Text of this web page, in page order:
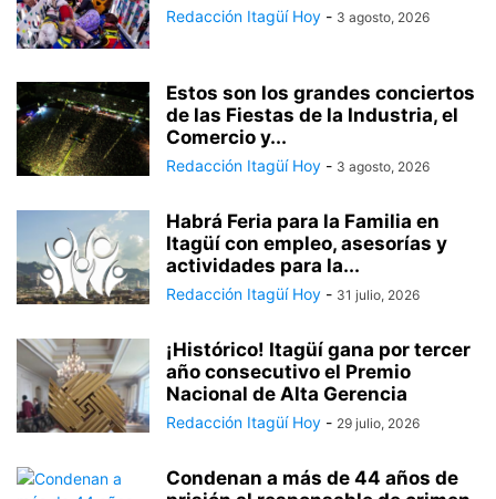
Redacción Itagüí Hoy - 3 agosto, 2026
Estos son los grandes conciertos
de las Fiestas de la Industria, el
Comercio y...
Redacción Itagüí Hoy - 3 agosto, 2026
Habrá Feria para la Familia en
Itagüí con empleo, asesorías y
actividades para la...
Redacción Itagüí Hoy - 31 julio, 2026
¡Histórico! Itagüí gana por tercer
año consecutivo el Premio
Nacional de Alta Gerencia
Redacción Itagüí Hoy - 29 julio, 2026
Condenan a más de 44 años de